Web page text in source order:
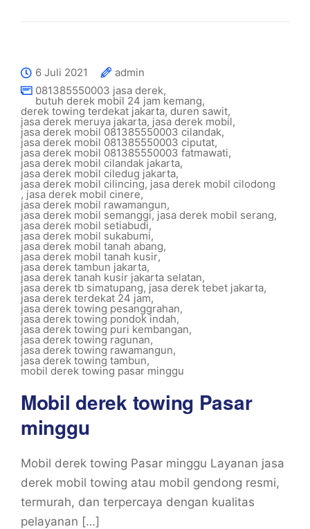
6 Juli 2021
admin
081385550003 jasa derek,
butuh derek mobil 24 jam kemang,
derek towing terdekat jakarta, duren sawit,
jasa derek meruya jakarta, jasa derek mobil,
jasa derek mobil 081385550003 cilandak,
jasa derek mobil 081385550003 ciputat,
jasa derek mobil 081385550003 fatmawati,
jasa derek mobil cilandak jakarta,
jasa derek mobil ciledug jakarta,
jasa derek mobil cilincing, jasa derek mobil cilodong
, jasa derek mobil cinere,
jasa derek mobil rawamangun,
jasa derek mobil semanggi, jasa derek mobil serang,
jasa derek mobil setiabudi,
jasa derek mobil sukabumi,
jasa derek mobil tanah abang,
jasa derek mobil tanah kusir,
jasa derek tambun jakarta,
jasa derek tanah kusir jakarta selatan,
jasa derek tb simatupang, jasa derek tebet jakarta,
jasa derek terdekat 24 jam,
jasa derek towing pesanggrahan,
jasa derek towing pondok indah,
jasa derek towing puri kembangan,
jasa derek towing ragunan,
jasa derek towing rawamangun,
jasa derek towing tambun,
mobil derek towing pasar minggu
Mobil derek towing Pasar
minggu
Mobil derek towing Pasar minggu Layanan jasa
derek mobil towing atau mobil gendong resmi,
termurah, dan terpercaya dengan kualitas
pelayanan […]